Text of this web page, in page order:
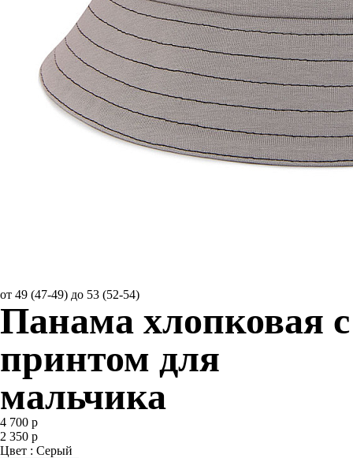
от 49 (47-49) до 53 (52-54)
Панама хлопковая с
принтом для
мальчика
4 700 р
2 350 р
Цвет : Серый